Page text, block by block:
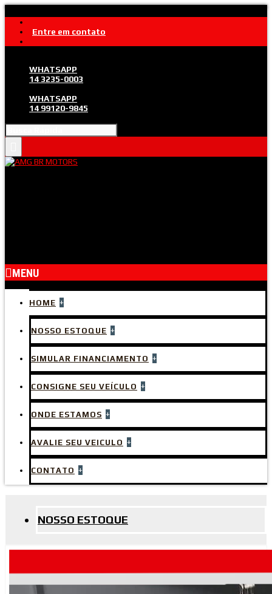
Entre em contato
WHATSAPP
14 3235-0003
WHATSAPP
14 99120-9845
MENU
HOME +
NOSSO ESTOQUE +
SIMULAR FINANCIAMENTO +
CONSIGNE SEU VEÍCULO +
ONDE ESTAMOS +
AVALIE SEU VEICULO +
CONTATO +
NOSSO ESTOQUE